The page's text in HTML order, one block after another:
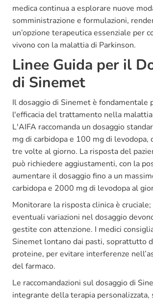
medica continua a esplorare nuove
somministrazione e formulazioni,
un’opzione terapeutica essenziale per
vivono con la malattia di Parkinson.
Linee Guida per il
di Sinemet
Il dosaggio di Sinemet è fondamentale
l'efficacia del trattamento nella
L'AIFA raccomanda un dosaggio
mg di carbidopa e 100 mg di levodopa,
tre volte al giorno. La risposta del
può richiedere aggiustamenti, con la
aumentare il dosaggio fino a un
carbidopa e 2000 mg di levodopa al
Monitorare la risposta clinica è cruciale;
eventuali variazioni nel dosaggio
gestite con attenzione. I medici
Sinemet lontano dai pasti, soprattutto
proteine, per evitare interferenze
del farmaco.
Le raccomandazioni sul dosaggio di
integrante della terapia personalizzata,